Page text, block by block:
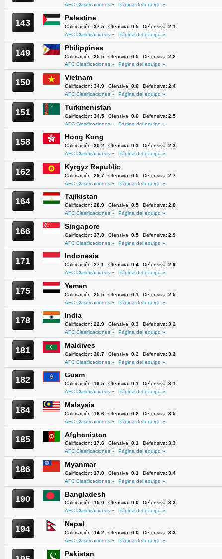
AFC Clasificaciones »
Página del equipo »
143 Palestine
Calificación: 37.5 Ofensiva: 0.5 Defensiva: 2.1
AFC Clasificaciones »
Página del equipo »
149 Philippines
Calificación: 35.5 Ofensiva: 0.5 Defensiva: 2.2
AFC Clasificaciones »
Página del equipo »
150 Vietnam
Calificación: 34.9 Ofensiva: 0.6 Defensiva: 2.4
AFC Clasificaciones »
Página del equipo »
151 Turkmenistan
Calificación: 34.5 Ofensiva: 0.6 Defensiva: 2.5
AFC Clasificaciones »
Página del equipo »
158 Hong Kong
Calificación: 30.2 Ofensiva: 0.3 Defensiva: 2.3
AFC Clasificaciones »
Página del equipo »
162 Kyrgyz Republic
Calificación: 29.7 Ofensiva: 0.5 Defensiva: 2.7
AFC Clasificaciones »
Página del equipo »
164 Tajikistan
Calificación: 28.9 Ofensiva: 0.5 Defensiva: 2.8
AFC Clasificaciones »
Página del equipo »
166 Singapore
Calificación: 27.8 Ofensiva: 0.5 Defensiva: 2.9
AFC Clasificaciones »
Página del equipo »
171 Indonesia
Calificación: 27.1 Ofensiva: 0.4 Defensiva: 2.9
AFC Clasificaciones »
Página del equipo »
175 Yemen
Calificación: 25.5 Ofensiva: 0.1 Defensiva: 2.5
AFC Clasificaciones »
Página del equipo »
178 India
Calificación: 22.9 Ofensiva: 0.3 Defensiva: 3.2
AFC Clasificaciones »
Página del equipo »
181 Maldives
Calificación: 20.7 Ofensiva: 0.2 Defensiva: 3.2
AFC Clasificaciones »
Página del equipo »
182 Guam
Calificación: 19.5 Ofensiva: 0.1 Defensiva: 3.1
AFC Clasificaciones »
Página del equipo »
184 Malaysia
Calificación: 18.6 Ofensiva: 0.2 Defensiva: 3.5
AFC Clasificaciones »
Página del equipo »
185 Afghanistan
Calificación: 17.6 Ofensiva: 0.1 Defensiva: 3.3
AFC Clasificaciones »
Página del equipo »
186 Myanmar
Calificación: 17.0 Ofensiva: 0.1 Defensiva: 3.4
AFC Clasificaciones »
Página del equipo »
190 Bangladesh
Calificación: 15.0 Ofensiva: 0.0 Defensiva: 3.3
AFC Clasificaciones »
Página del equipo »
194 Nepal
Calificación: 14.2 Ofensiva: 0.0 Defensiva: 3.3
AFC Clasificaciones »
Página del equipo »
Pakistan